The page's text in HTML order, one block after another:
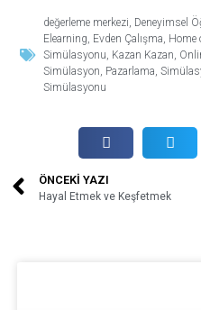
değerleme merkezi, Deneyimsel
Elearning, Evden Çalışma, Home
Simülasyonu, Kazan Kazan,
Simülasyon, Pazarlama,
Simülasyonu
ÖNCEKİ YAZI
Hayal Etmek ve Keşfetmek